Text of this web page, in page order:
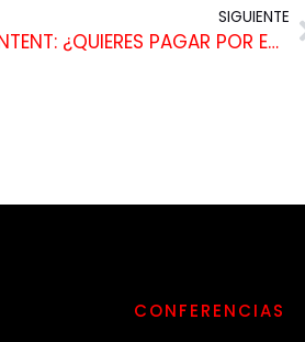
SIGUIENTE
BRANDED CONTENT: ¿QUIERES PAGAR POR ESPACIO EN MEDIOS O SER TU MISMO EL MEDIO?
CONFERENCIAS